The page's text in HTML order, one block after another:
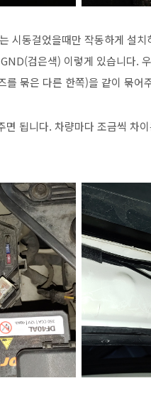
시동걸었을때만 작동하게 설
검은색) 이렇게 있습니다.
를 묶은 다른 한쪽)을 같이 묶어
됩니다. 차량마다 조금씩 차